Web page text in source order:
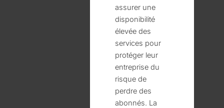
assurer une
disponibilité
élevée des
services pour
protéger leur
entreprise du
risque de
perdre des
abonnés. La